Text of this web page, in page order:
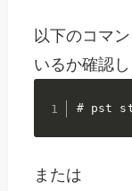
以下のコマ
いるか確認し
# pst
または